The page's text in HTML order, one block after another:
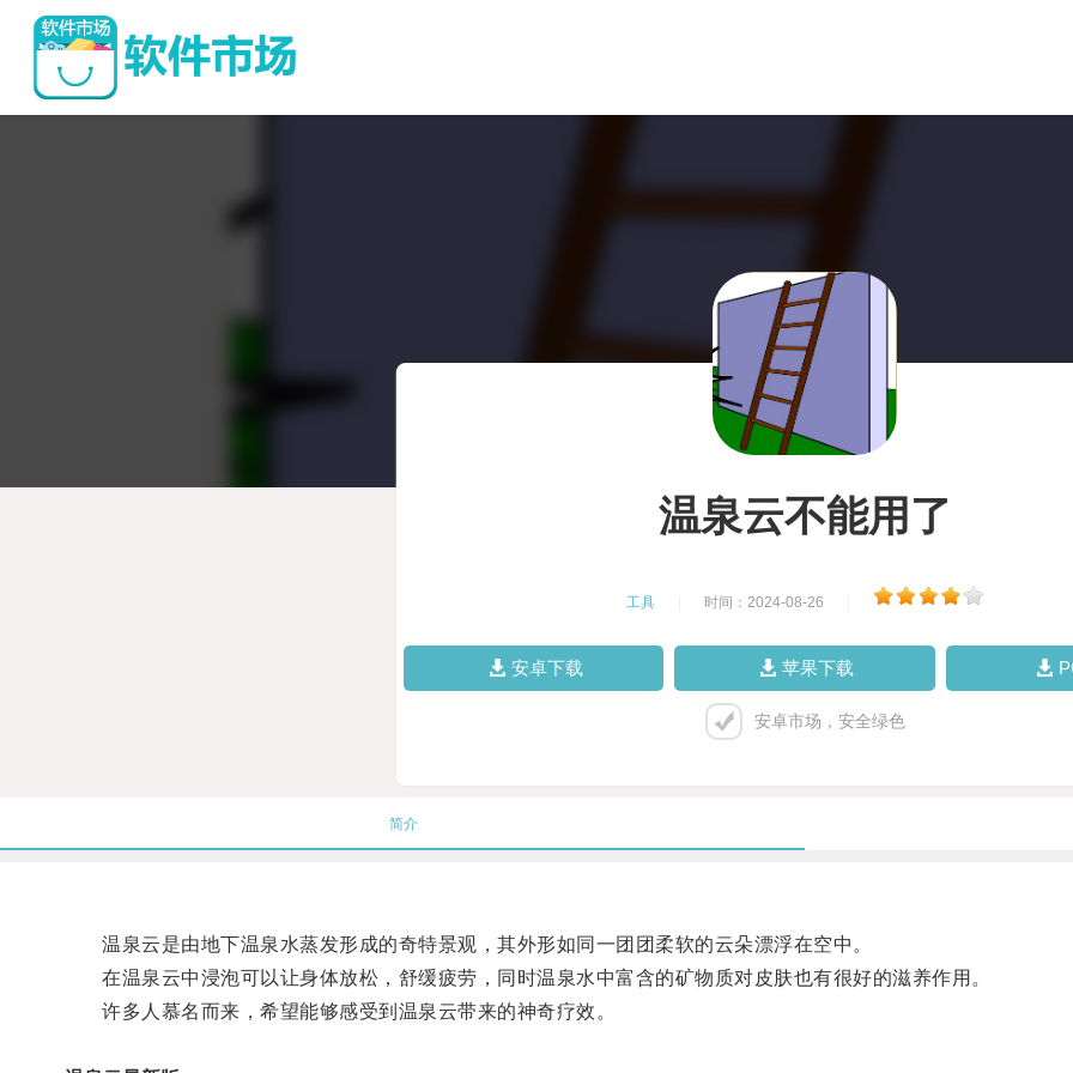
温泉云不能用了
工具 时间：2024-08-26
安卓下载 苹果下载
安卓市场，安全绿色
简介
温泉云是由地下温泉水蒸发形成的奇特景观，其外形如同一团团柔软的云朵漂浮在空中。
在温泉云中浸泡可以让身体放松，舒缓疲劳，同时温泉水中富含的矿物质对皮肤也有很好的滋养作用。
许多人慕名而来，希望能够感受到温泉云带来的神奇疗效。